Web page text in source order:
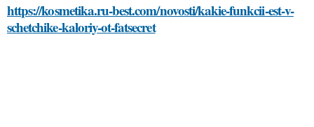
https://kosmetika.ru-best.com/novosti/kakie-funkcii-est-v-
schetchike-kaloriy-ot-fatsecret